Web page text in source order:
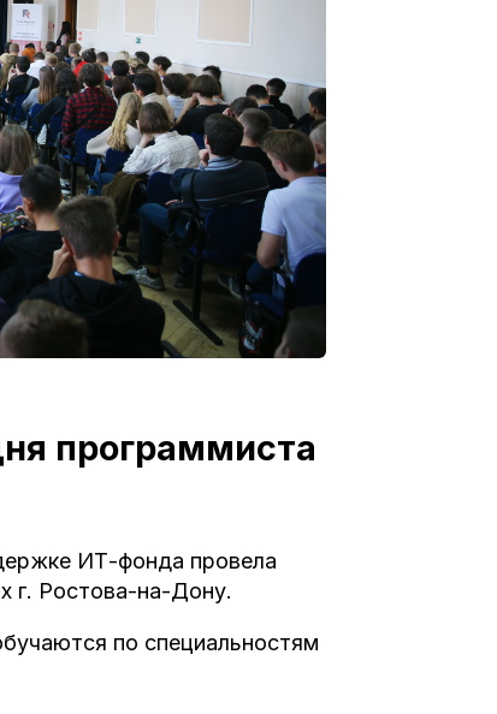
программиста
ИТ-фонда провела
г. Ростова-на-Дону.
по специальностям